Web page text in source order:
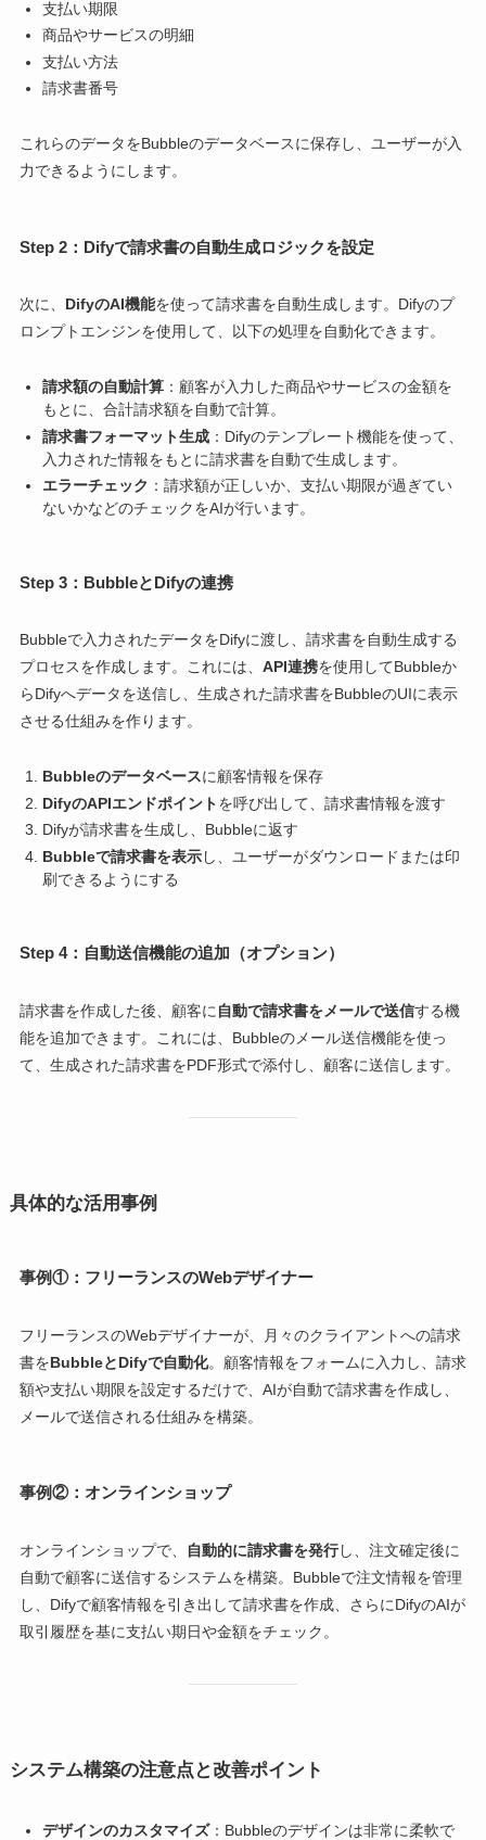
支払い期限
商品やサービスの明細
支払い方法
請求書番号
これらのデータをBubbleのデータベースに保存し、ユーザーが入
力できるようにします。
Step 2：Difyで請求書の自動生成ロジックを設定
次に、 DifyのAI機能を使って請求書を自動生成します。Difyのプ
ロンプトエンジンを使用して、以下の処理を自動化できます。
請求額の自動計算：顧客が入力した商品やサービスの金額を
もとに、合計請求額を自動で計算。
請求書フォーマット生成：Difyのテンプレート機能を使って、
入力された情報をもとに請求書を自動で生成します。
エラーチェック ：請求額が正しいか、支払い期限が過ぎてい
ないかなどのチェックをAIが行います。
Step 3：BubbleとDifyの連携
Bubbleで入力されたデータをDifyに渡し、請求書を自動生成する
プロセスを作成します。これには、 API連携を使用してBubbleか
らDifyへデータを送信し、生成された請求書をBubbleのUIに表示
させる仕組みを作ります。
Bubbleのデータベースに顧客情報を保存
DifyのAPIエンドポイントを呼び出して、請求書情報を渡す
Difyが請求書を生成し、Bubbleに返す
Bubbleで請求書を表示し、ユーザーがダウンロードまたは印
刷できるようにする
Step 4：自動送信機能の追加（オプション）
請求書を作成した後、顧客に 自動で請求書をメールで送信する機
能を追加できます。これには、Bubbleのメール送信機能を使っ
て、生成された請求書をPDF形式で添付し、顧客に送信します。
具体的な活用事例
事例①：フリーランスのWebデザイナー
フリーランスのWebデザイナーが、月々のクライアントへの請求
書をBubbleとDifyで自動化。顧客情報をフォームに入力し、請求
額や支払い期限を設定するだけで、AIが自動で請求書を作成し、
メールで送信される仕組みを構築。
事例②：オンラインショップ
オンラインショップで、 自動的に請求書を発行し、注文確定後に
自動で顧客に送信するシステムを構築。Bubbleで注文情報を管理
し、Difyで顧客情報を引き出して請求書を作成、さらにDifyのAIが
取引履歴を基に支払い期日や金額をチェック。
システム構築の注意点と改善ポイント
デザインのカスタマイズ：Bubbleのデザインは非常に柔軟で